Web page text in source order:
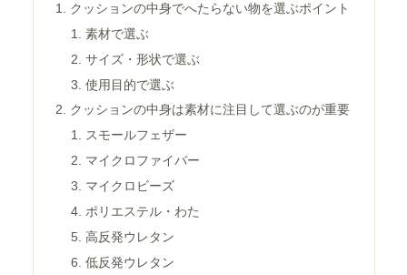
クッションの中身でへたらない物を選ぶポイント
素材で選ぶ
サイズ・形状で選ぶ
使用目的で選ぶ
クッションの中身は素材に注目して選ぶのが重要
スモールフェザー
マイクロファイバー
マイクロビーズ
ポリエステル・わた
高反発ウレタン
低反発ウレタン